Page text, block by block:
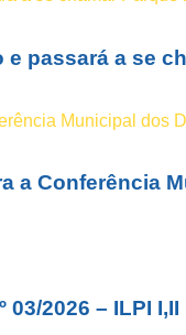
passará a se
a Conferência
2026 – ILPI I,II